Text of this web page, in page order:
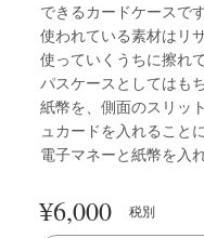
できるカードケースです
使われている素材はリ
使っていくうちに擦れ
パスケースとしてはも
紙幣を、側面のスリッ
ュカードを入れること
電子マネーと紙幣を入
¥6,000 税別